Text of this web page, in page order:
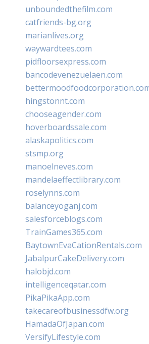
unboundedthefilm.com
catfriends-bg.org
marianlives.org
waywardtees.com
pidfloorsexpress.com
bancodevenezuelaen.com
hingstonnt.com
chooseagender.com
hoverboardssale.com
alaskapolitics.com
stsmp.org
manoelneves.com
mandelaeffectlibrary.com
roselynns.com
balanceyoganj.com
salesforceblogs.com
TrainGames365.com
BaytownEvaCationRentals.com
JabalpurCakeDelivery.com
halobjd.com
intelligenceqatar.com
PikaPikaApp.com
takecareofbusinessdfw.org
HamadaOfJapan.com
VersifyLifestyle.com